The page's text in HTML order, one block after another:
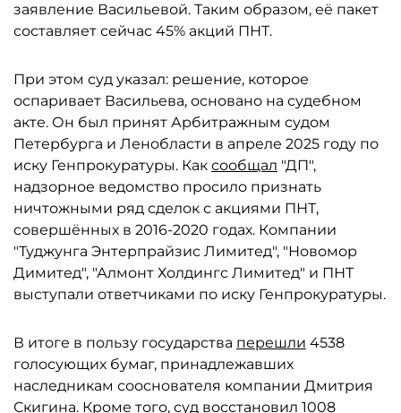
заявление Васильевой. Таким образом, её пакет
составляет сейчас 45% акций ПНТ.
При этом суд указал: решение, которое
оспаривает Васильева, основано на судебном
акте. Он был принят Арбитражным судом
Петербурга и Ленобласти в апреле 2025 году по
иску Генпрокуратуры. Как сообщал "ДП",
надзорное ведомство просило признать
ничтожными ряд сделок с акциями ПНТ,
совершённых в 2016-2020 годах. Компании
"Туджунга Энтерпрайзис Лимитед", "Новомор
Димитед", "Алмонт Холдингс Лимитед" и ПНТ
выступали ответчиками по иску Генпрокуратуры.
В итоге в пользу государства перешли 4538
голосующих бумаг, принадлежавших
наследникам сооснователя компании Дмитрия
Скигина. Кроме того, суд восстановил 1008